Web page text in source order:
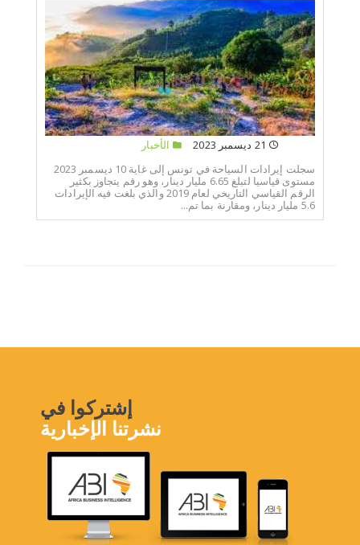
الأخبار
سجلت إيرادات السياحة في تونس إلى غاية 10 ديسمبر 2023
مستوى قياسيا لتبلغ 6.65 مليار دينار، وهو رقم يتجاوز بكثير
الرقم القياسي التاريخي لعام 2019 والذي بلغت فيه الإيرادات
5.6 مليار دينار، ومقارنة بما تم...
إشتركوا في
نشرتنا الإخبارية